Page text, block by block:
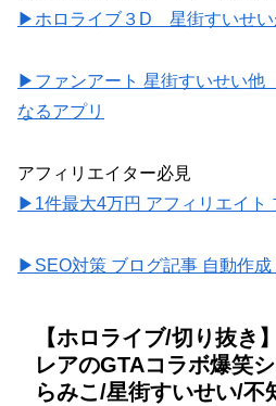
▶ホロライブ３D 星街すいせい
▶ファンアート 星街すいせい
なるアプリ
アフィリエイター必見
▶1件最大4万円 アフィリエイト
▶SEO対策 ブログ記事 自動作成
【ホロライブ/切り抜き
レアのGTAコラボ爆笑
らみこ/星街すいせい/不